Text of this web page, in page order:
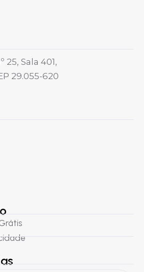
25, Sala 401,
29.055-620